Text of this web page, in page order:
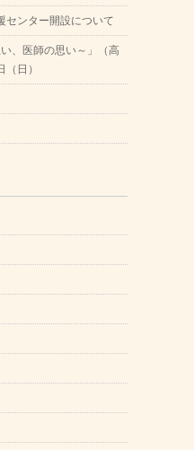
センター開設について
、医師の思い～」（高
日）